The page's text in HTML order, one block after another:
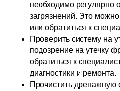
необходимо регулярно
загрязнений. Это
или обратиться к
Проверить систему на
подозрение на утечку
обратиться к
диагностики и ремонта.
Прочистить дренажную